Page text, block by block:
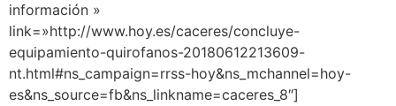
información »
link=»http://www.hoy.es/caceres/concluye-
equipamiento-quirofanos-20180612213609-
nt.html#ns_campaign=rrss-hoy&ns_mchannel=hoy-
es&ns_source=fb&ns_linkname=caceres_8″]